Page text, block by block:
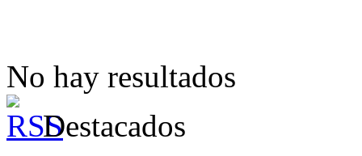
No hay resultados
Destacados